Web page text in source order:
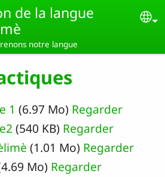
de la langue
notre langue
1 (6.97 Mo) Regarder
(540 KB) Regarder
(1.01 Mo) Regarder
Mo) Regarder